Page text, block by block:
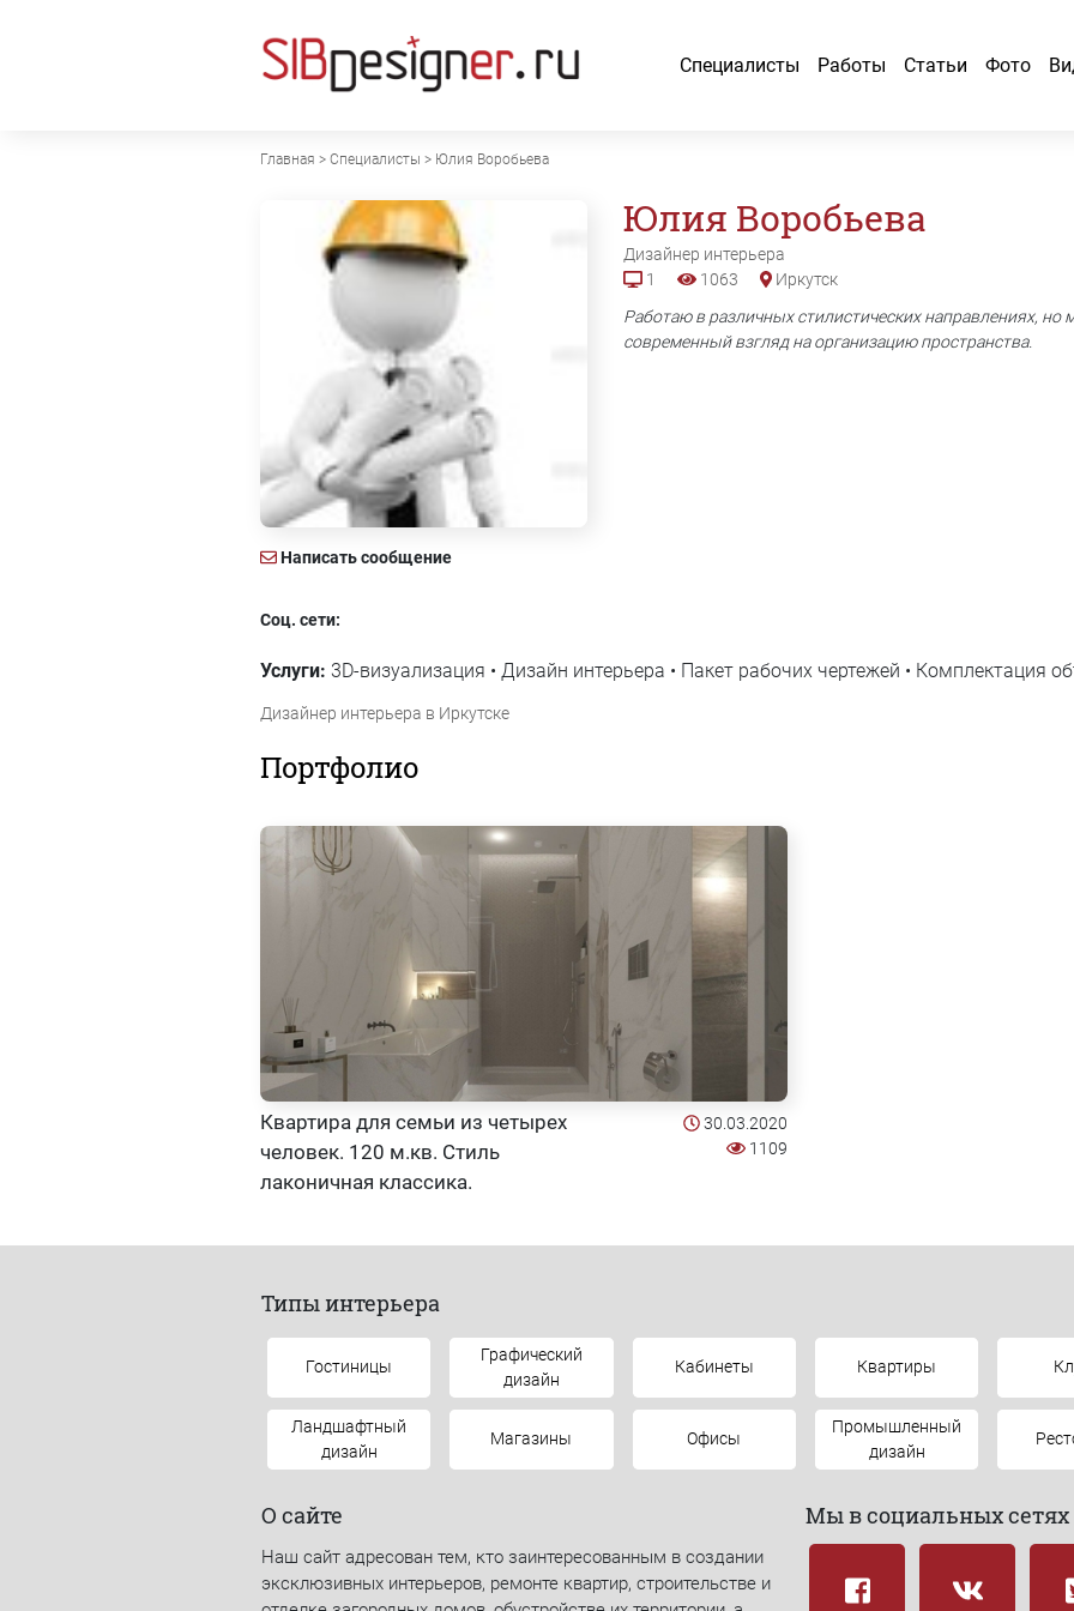
Специалисты Работы Статьи Фото
Главная > Специалисты > Юлия Воробьева
Написать сообщение
Соц. сети:
Юлия Воробьева
Дизайнер интерьера
1
1063
Иркутск
Работаю в различных стилистических направлениях,
современный взгляд на организацию пространства.
Услуги: 3D-визуализация • Дизайн интерьера • Пакет рабочих чертежей • Комплектация
Дизайнер интерьера в Иркутске
Портфолио
Квартира для семьи из четырех
человек. 120 м.кв. Стиль
лаконичная классика.
30.03.2020
1109
Типы интерьера
Гостиницы
Графический
дизайн
Кабинеты Квартиры
Ландшафтный
дизайн
Магазины Офисы
Промышленный
дизайн
О сайте
Наш сайт адресован тем, кто заинтересованным в создании
эксклюзивных интерьеров, ремонте квартир, строительстве и
Мы в социальных сетях